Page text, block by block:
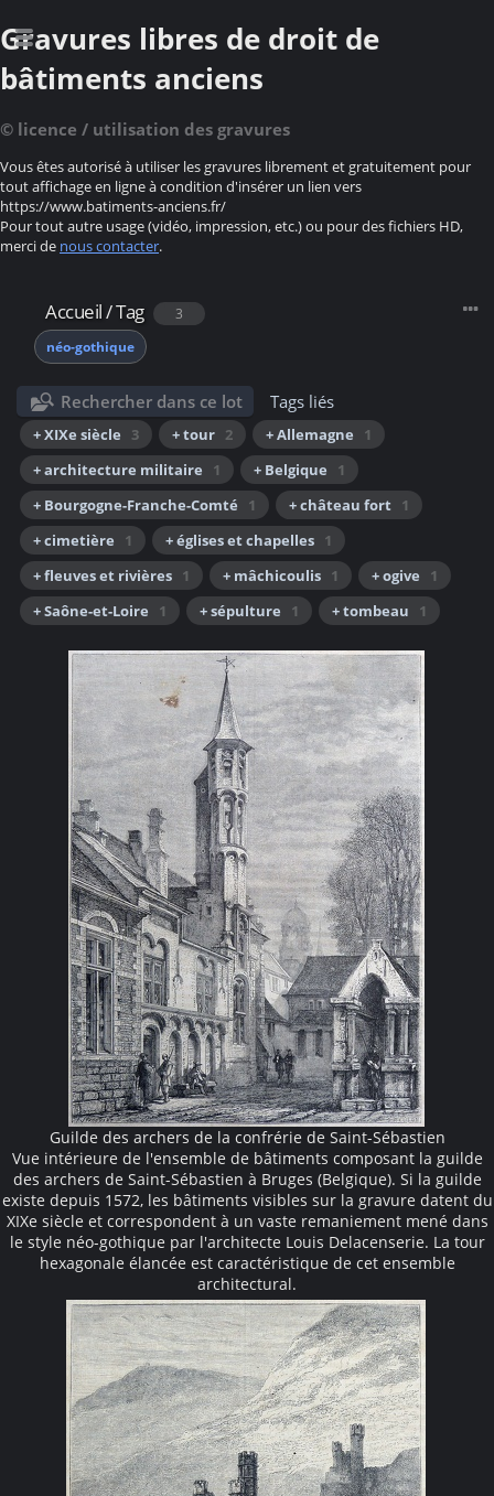
Gravures libres de droit de
bâtiments anciens
© licence / utilisation des gravures
Vous êtes autorisé à utiliser les gravures librement et gratuitement pour
tout affichage en ligne à condition d'insérer un lien vers
https://www.batiments-anciens.fr/
Pour tout autre usage (vidéo, impression, etc.) ou pour des fichiers HD,
merci de nous contacter.
Accueil/Tag
3
néo-gothique
Rechercher dans ce lot Tags liés
+ XIXe siècle 3 + tour 2 + Allemagne
1
+ architecture militaire
1 + Belgique
1
+ Bourgogne-Franche-Comté
1 + château fort 1
+ cimetière
1 + églises et chapelles 1
+ fleuves et rivières 1 + mâchicoulis 1 + ogive
1
+ Saône-et-Loire
1 + sépulture 1 + tombeau 1
Guilde des archers de la confrérie de Saint-Sébastien
Vue intérieure de l'ensemble de bâtiments composant la guilde
des archers de Saint-Sébastien à Bruges (Belgique). Si la guilde
existe depuis 1572, les bâtiments visibles sur la gravure datent du
XIXe siècle et correspondent à un vaste remaniement mené dans
le style néo-gothique par l'architecte Louis Delacenserie. La tour
hexagonale élancée est caractéristique de cet ensemble
architectural.